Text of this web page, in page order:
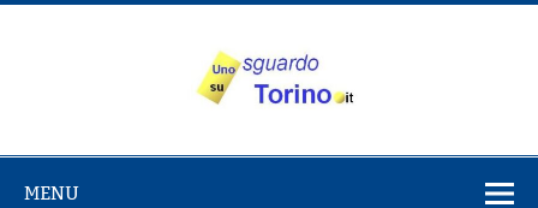
Salta
su Torino
MENU